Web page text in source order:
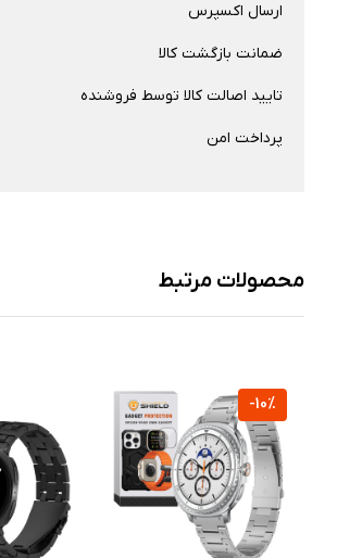
ارسال اکسپرس
ضمانت بازگشت کالا
تایید اصالت کالا توسط فروشنده
پرداخت امن
محصولات مرتبط
-10%